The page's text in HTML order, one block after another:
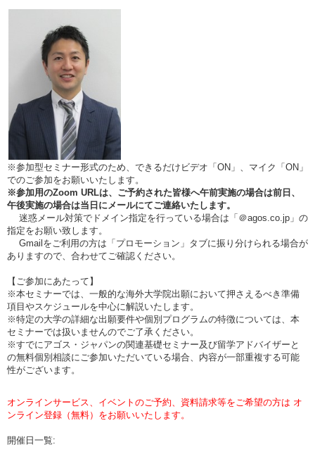
※参加型セミナー形式のため、できるだけビデオ「ON」、マイク「ON」
でのご参加をお願いいたします。
※参加用のZoom URLは、ご予約された皆様へ午前実施の場合は前日、
午後実施の場合は当日にメールにてご連絡いたします。
迷惑メール対策でドメイン指定を行っている場合は「＠agos.co.jp」の
指定をお願い致します。
Gmailをご利用の方は「プロモーション」タブに振り分けられる場合が
ありますので、合わせてご確認ください。
【ご参加にあたって】
※本セミナーでは、一般的な海外大学院出願において押さえるべき準備
項目やスケジュールを中心に解説いたします。
※特定の大学の詳細な出願要件や個別プログラムの特徴については、本
セミナーでは扱いませんのでご了承ください。
※すでにアゴス・ジャパンの関連基礎セミナー及び留学アドバイザーと
の無料個別相談にご参加いただいている場合、内容が一部重複する可能
性がございます。
オンラインサービス、イベントのご予約、資料請求等をご希望の方は オ
ンライン登録（無料）をお願いいたします。
開催日一覧: